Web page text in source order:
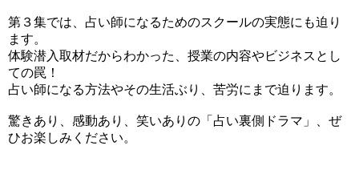
第３集では、占い師になるためのスクールの実態にも迫り
ます。
体験潜入取材だからわかった、授業の内容やビジネスとし
ての罠！
占い師になる方法やその生活ぶり、苦労にまで迫ります。
驚きあり、感動あり、笑いありの「占い裏側ドラマ」、ぜ
ひお楽しみください。